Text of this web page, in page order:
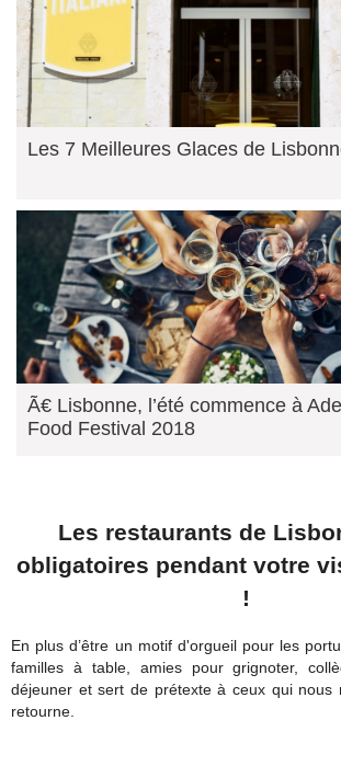
Les 7 Meilleures Glaces de
Ã€ Lisbonne, l’été commence à
Food Festival 2018
Les restaurants de
obligatoires pendant votre
!
En plus d’être un motif d'orgueil pour les
familles à table, amies pour grignoter,
déjeuner et sert de prétexte à ceux qui nous
retourne.